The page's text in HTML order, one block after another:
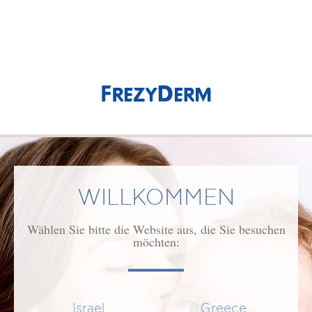
WILLKOMMEN
Wählen Sie bitte die Website aus, die Sie besuchen
möchten:
Israel Greece
An error occurred while processing your request.
NEWSLETTER
Footer Menu PRODUCTS